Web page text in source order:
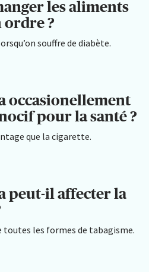
les aliments
ordre ?
souffre de diabète.
occasionellement
pour la santé ?
que la cigarette.
peut-il affecter la
toutes les formes de tabagisme.